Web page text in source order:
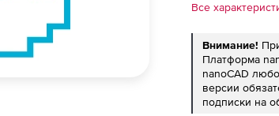
Все
Внимание!
Платформа
nanoCAD
версии
подписки на